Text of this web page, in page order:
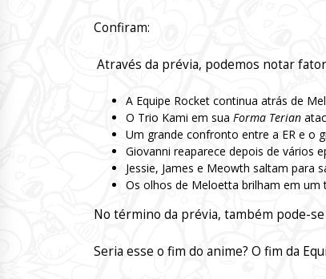
Confiram:
Através da prévia, podemos notar
A Equipe Rocket continua atrás de
O Trio Kami em sua Forma Terian
Um grande confronto entre a ER e o
Giovanni reaparece depois de vários
Jessie, James e Meowth saltam para
Os olhos de Meloetta brilham em um
No término da prévia, também pode-se
Seria esse o fim do anime? O fim da